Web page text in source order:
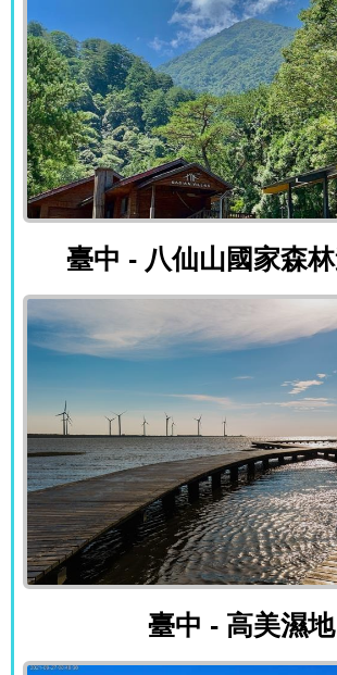
臺中 - 八仙
臺中 - 八仙山國家森
臺中 - 高美
臺中 - 高美濕地